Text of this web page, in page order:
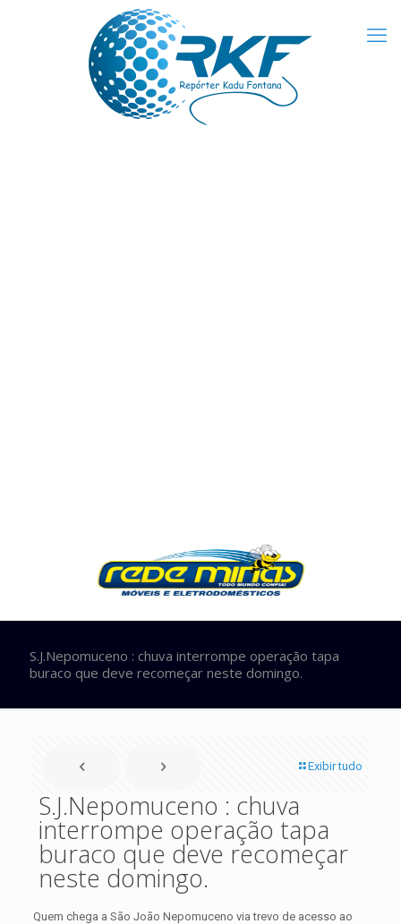
S.J.Nepomuceno : chuva interrompe operação tapa
buraco que deve recomeçar neste domingo.
Exibir tudo
S.J.Nepomuceno : chuva
interrompe operação tapa
buraco que deve recomeçar
neste domingo.
Quem chega a São João Nepomuceno via trevo de acesso ao